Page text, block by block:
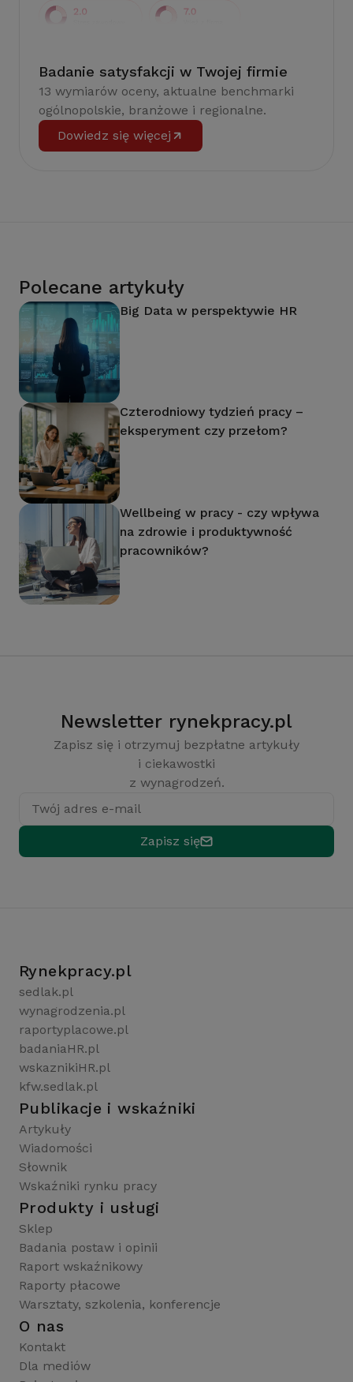
Badanie satysfakcji w Twojej firmie
13 wymiarów oceny, aktualne benchmarki
ogólnopolskie, branżowe i regionalne.
Dowiedz się więcej
Polecane artykuły
Big Data w perspektywie HR
Czterodniowy tydzień pracy –
eksperyment czy przełom?
Wellbeing w pracy - czy wpływa
na zdrowie i produktywność
pracowników?
Newsletter rynekpracy.pl
Zapisz się i otrzymuj bezpłatne artykuły
i ciekawostki
z wynagrodzeń.
Twój adres e-mail
Zapisz się
Rynekpracy.pl
sedlak.pl
wynagrodzenia.pl
raportyplacowe.pl
badaniaHR.pl
wskaznikiHR.pl
kfw.sedlak.pl
Publikacje i wskaźniki
Artykuły
Wiadomości
Słownik
Wskaźniki rynku pracy
Produkty i usługi
Sklep
Badania postaw i opinii
Raport wskaźnikowy
Raporty płacowe
Warsztaty, szkolenia, konferencje
O nas
Kontakt
Dla mediów